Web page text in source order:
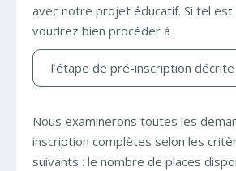
avec notre projet éducatif. Si tel est
voudrez bien procéder à
l’étape de pré-inscription décrite
Nous examinerons toutes les
inscription complètes selon les
suivants : le nombre de places